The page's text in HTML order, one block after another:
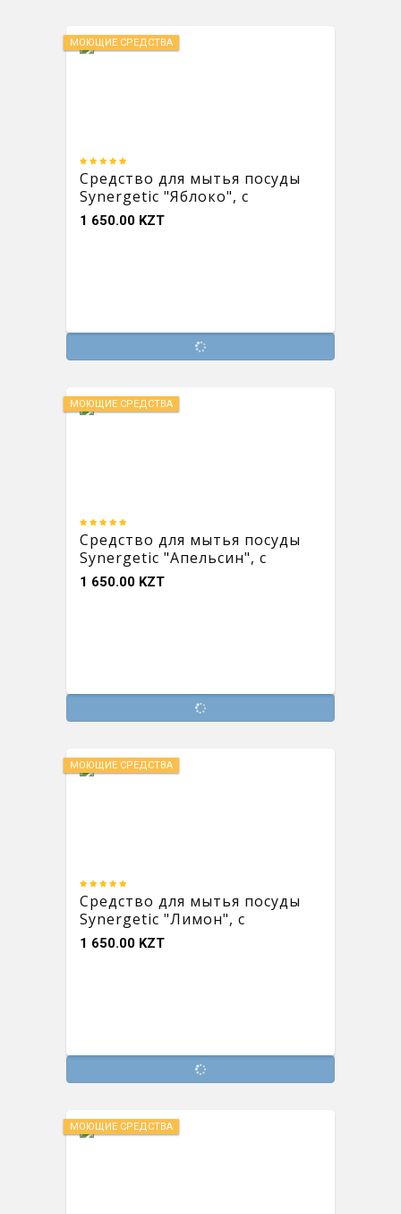
МОЮЩИЕ СРЕДСТВА
Средство для мытья посуды
Synergetic "Яблоко", с
антибактериальным
1 650.00 KZT
МОЮЩИЕ СРЕДСТВА
Средство для мытья посуды
Synergetic "Апельсин", с
антибактериальным
1 650.00 KZT
МОЮЩИЕ СРЕДСТВА
Средство для мытья посуды
Synergetic "Лимон", с
антибактериальным
1 650.00 KZT
МОЮЩИЕ СРЕДСТВА